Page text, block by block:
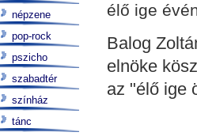
élő ige
Balog
elnöke
az "élő ige
népzene
pop-rock
pszicho
szabadtér
színház
tánc